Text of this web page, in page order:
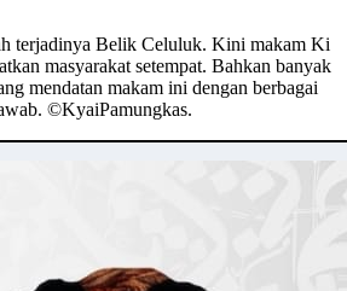
terjadinya Belik Celuluk. Kini makam Ki
masyarakat setempat. Bahkan banyak
mendatan makam ini dengan berbagai
©️KyaiPamungkas.